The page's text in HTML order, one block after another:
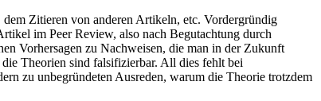
Zitieren von anderen Artikeln, etc. Vordergründig
im Peer Review, also nach Begutachtung durch
Vorhersagen zu Nachweisen, die man in der Zukunft
Theorien sind falsifizierbar. All dies fehlt bei
zu unbegründeten Ausreden, warum die Theorie trotzdem